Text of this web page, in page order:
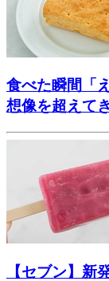
食べた瞬間「
想像を超えて
【セブン】新